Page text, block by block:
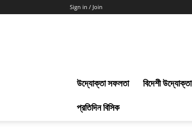
Sign in / Join
উদ্যোক্তা সফলতা বিদেশী উদ্যোক্তা
প্রতিদিন বিসিক